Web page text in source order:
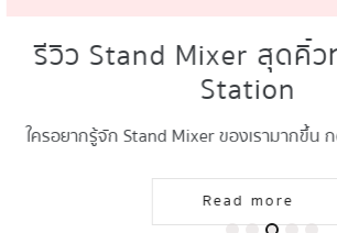
รีวิว Stand Mixer สุดคิ้ว
Station
ใครอยากรู้จัก Stand Mixer ของเรามากขึ้น
Read more